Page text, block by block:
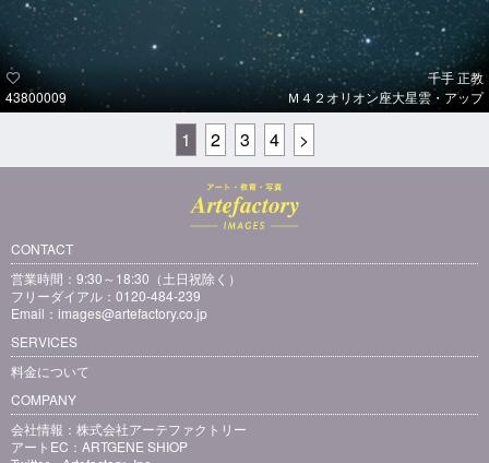
43800009
千手 正教
Ｍ４２オリオン座大星雲・アップ
1 2 3 4 >
CONTACT
営業時間：9:30～18:30（土日祝除く）
フリーダイアル：0120-484-239
Email： images@artefactory.co.jp
SERVICES
料金について
COMPANY
会社情報： 株式会社アーテファクトリー
アートEC： ARTGENE SHIOP